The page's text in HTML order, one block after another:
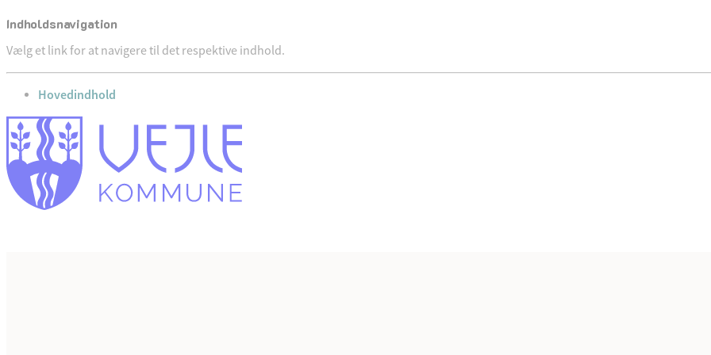
Indholdsnavigation
Vælg et link for at navigere til det respektive indhold.
gå til
Hovedindhold